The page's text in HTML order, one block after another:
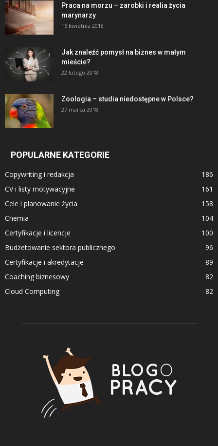
Praca na morzu – zarobki i realia życia
marynarzy
16 kwietnia 2018
Jak znaleźć pomysł na biznes w małym
mieście?
22 lutego 2018
Zoologia – studia niedostępne w Polsce?
27 marca 2018
POPULARNE KATEGORIE
Copywriting i redakcja
186
CV i listy motywacyjne
161
Cele i planowanie życia
158
Chemia
104
Certyfikacje i licencje
100
Budżetowanie sektora publicznego
96
Certyfikacje i akredytacje
89
Coaching biznesowy
82
Cloud Computing
82